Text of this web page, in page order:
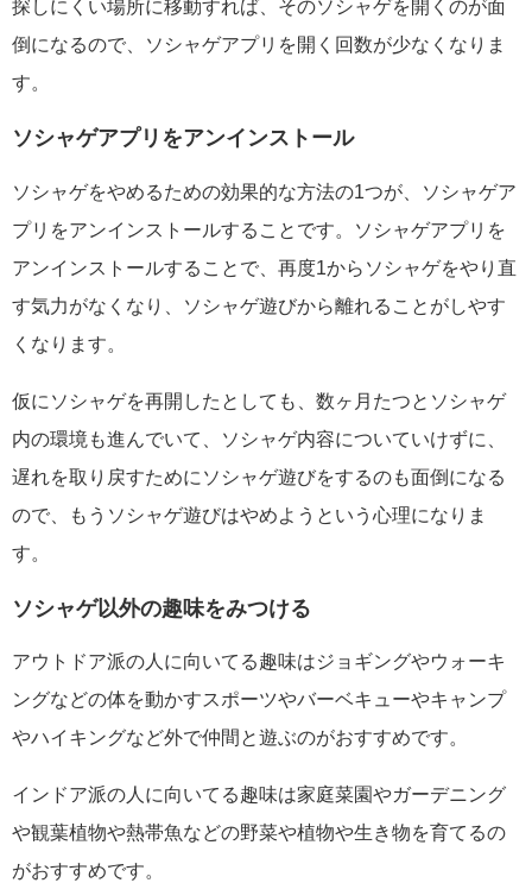
探しにくい場所に移動すれば、そのソシャゲを開くのが面
倒になるので、ソシャゲアプリを開く回数が少なくなりま
す。
ソシャゲアプリをアンインストール
ソシャゲをやめるための効果的な方法の1つが、ソシャゲア
プリをアンインストールすることです。ソシャゲアプリを
アンインストールすることで、再度1からソシャゲをやり直
す気力がなくなり、ソシャゲ遊びから離れることがしやす
くなります。
仮にソシャゲを再開したとしても、数ヶ月たつとソシャゲ
内の環境も進んでいて、ソシャゲ内容についていけずに、
遅れを取り戻すためにソシャゲ遊びをするのも面倒になる
ので、もうソシャゲ遊びはやめようという心理になりま
す。
ソシャゲ以外の趣味をみつける
アウトドア派の人に向いてる趣味はジョギングやウォーキ
ングなどの体を動かすスポーツやバーベキューやキャンプ
やハイキングなど外で仲間と遊ぶのがおすすめです。
インドア派の人に向いてる趣味は家庭菜園やガーデニング
や観葉植物や熱帯魚などの野菜や植物や生き物を育てるの
がおすすめです。